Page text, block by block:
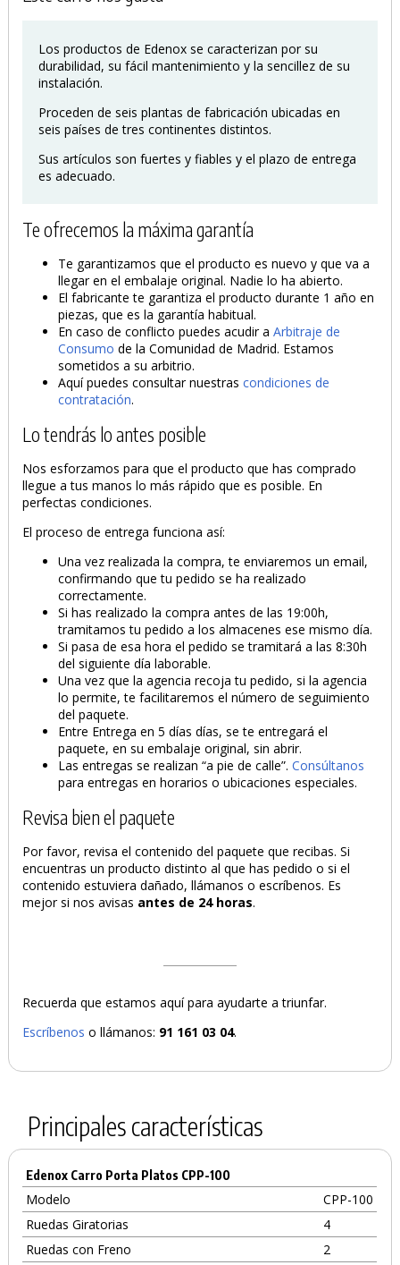
PRODUCTO AÑADIDO AL CARRITO
Los productos de Edenox se caracterizan por su
durabilidad, su fácil mantenimiento y la sencillez de su
instalación.
Proceden de seis plantas de fabricación ubicadas en
seis países de tres continentes distintos.
Sus artículos son fuertes y fiables y el plazo de entrega
es adecuado.
Te ofrecemos la máxima garantía
Te garantizamos que el producto es nuevo y que va a
llegar en el embalaje original. Nadie lo ha abierto.
El fabricante te garantiza el producto durante 1 año en
piezas, que es la garantía habitual.
En caso de conflicto puedes acudir aArbitraje de
Consumo de la Comunidad de Madrid. Estamos
sometidos a su arbitrio.
Aquí puedes consultar nuestrascondiciones de
contratación.
Lo tendrás lo antes posible
Nos esforzamos para que el producto que has comprado
llegue a tus manos lo más rápido que es posible. En
perfectas condiciones.
El proceso de entrega funciona así:
Una vez realizada la compra, te enviaremos un email,
confirmando que tu pedido se ha realizado
correctamente.
Si has realizado la compra antes de las 19:00h,
tramitamos tu pedido a los almacenes ese mismo día.
Si pasa de esa hora el pedido se tramitará a las 8:30h
del siguiente día laborable.
Una vez que la agencia recoja tu pedido, si la agencia
lo permite, te facilitaremos el número de seguimiento
del paquete.
Entre Entrega en 5 días días, se te entregará el
paquete, en su embalaje original, sin abrir.
Las entregas se realizan “a pie de calle”.Consúltanos
para entregas en horarios o ubicaciones especiales.
Revisa bien el paquete
Por favor, revisa el contenido del paquete que recibas. Si
encuentras un producto distinto al que has pedido o si el
contenido estuviera dañado, llámanos o escríbenos. Es
mejor si nos avisas antes de 24 horas.
Recuerda que estamos aquí para ayudarte a triunfar.
Escríbenos o llámanos: 91 161 03 04.
Principales características
Edenox Carro Porta Platos CPP-100
Modelo
CPP-100
Ruedas Giratorias
4
Ruedas con Freno
2